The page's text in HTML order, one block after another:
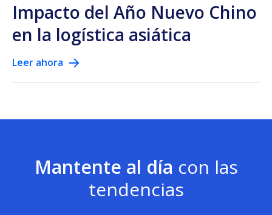
Impacto del Año Nuevo Chino
en la logística asiática
Leer ahora
Mantente al día con las
tendencias